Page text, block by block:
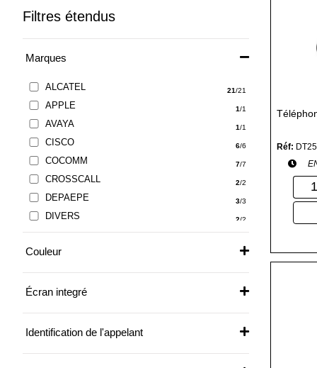
Filtres étendus
Marques
ALCATEL 21/21
APPLE 1/1
AVAYA 1/1
CISCO 6/6
COCOMM 7/7
CROSSCALL 2/2
DEPAEPE 3/3
DIVERS 2/2
ENERGIZER
GIGA PRO /1
GIGASET 12/12
JABRA /1
1/1
MAXCOM /1
Couleur
Écran integré
Identification de l'appelant
Réf: